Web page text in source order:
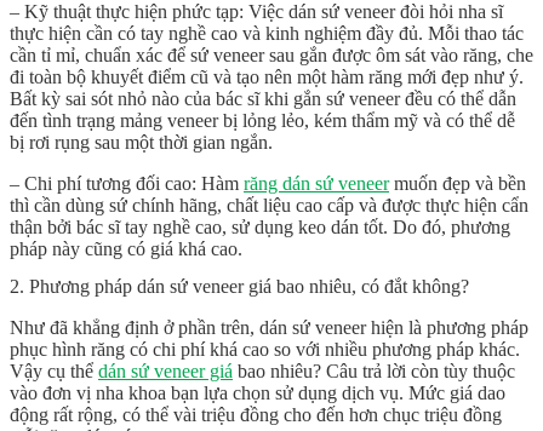
– Kỹ thuật thực hiện phức tạp: Việc dán sứ veneer đòi hỏi nha sĩ
thực hiện cần có tay nghề cao và kinh nghiệm đầy đủ. Mỗi thao tác
cần tỉ mỉ, chuẩn xác để sứ veneer sau gắn được ôm sát vào răng, che
đi toàn bộ khuyết điểm cũ và tạo nên một hàm răng mới đẹp như ý.
Bất kỳ sai sót nhỏ nào của bác sĩ khi gắn sứ veneer đều có thể dẫn
đến tình trạng mảng veneer bị lỏng lẻo, kém thẩm mỹ và có thể dễ
bị rơi rụng sau một thời gian ngắn.
– Chi phí tương đối cao: Hàm răng dán sứ veneermuốn đẹp và bền
thì cần dùng sứ chính hãng, chất liệu cao cấp và được thực hiện cẩn
thận bởi bác sĩ tay nghề cao, sử dụng keo dán tốt. Do đó, phương
pháp này cũng có giá khá cao.
2. Phương pháp dán sứ veneer giá bao nhiêu, có đắt không?
Như đã khẳng định ở phần trên, dán sứ veneer hiện là phương pháp
phục hình răng có chi phí khá cao so với nhiều phương pháp khác.
Vậy cụ thể dán sứ veneer giá bao nhiêu? Câu trả lời còn tùy thuộc
vào đơn vị nha khoa bạn lựa chọn sử dụng dịch vụ. Mức giá dao
động rất rộng, có thể vài triệu đồng cho đến hơn chục triệu đồng